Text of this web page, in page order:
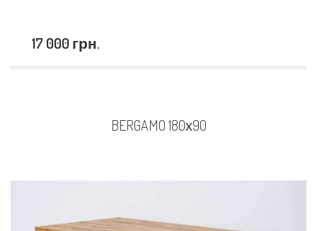
17 000 грн.
BERGAMO 180х90